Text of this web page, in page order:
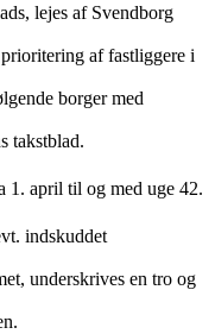
lejes af Svendborg
af fastliggere i
borger med
takstblad.
1. april til og med uge 42.
indskuddet
underskrives en tro og